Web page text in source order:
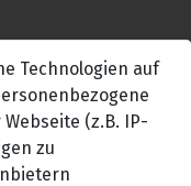
Technologien auf
(z.B. IP-
zu